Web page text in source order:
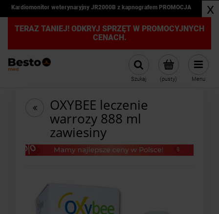
Kardiomonitor weterynaryjny JR2000B z kapnografem PROMOCJA x
TERAZ TANIEJ! ODKRYJ SPRZĘT W PROMOCYJNYCH
CENACH.
(pusty)
Szukaj Menu
OXYBEE leczenie
warrozy 888 ml
zawiesiny